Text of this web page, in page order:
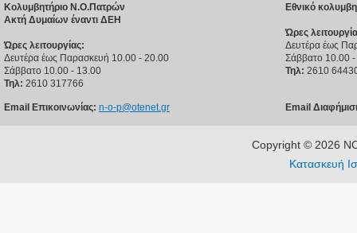
Κολυμβητήριο Ν.Ο.Πατρών
Ακτή Δυμαίων έναντι ΔΕΗ
Ώρες λειτουργίας:
Δευτέρα έως Παρασκευή 10.00 - 20.00
Σάββατο 10.00 - 13.00
Τηλ: 2610 317766
Email Επικοινωνίας: n-o-p@otenet.gr
Εθνικό
Ώρες
Δευτέρα έως
Σάββατο 10.00
Τηλ: 2610
Email
Copyright © 2026
Κατασκευή